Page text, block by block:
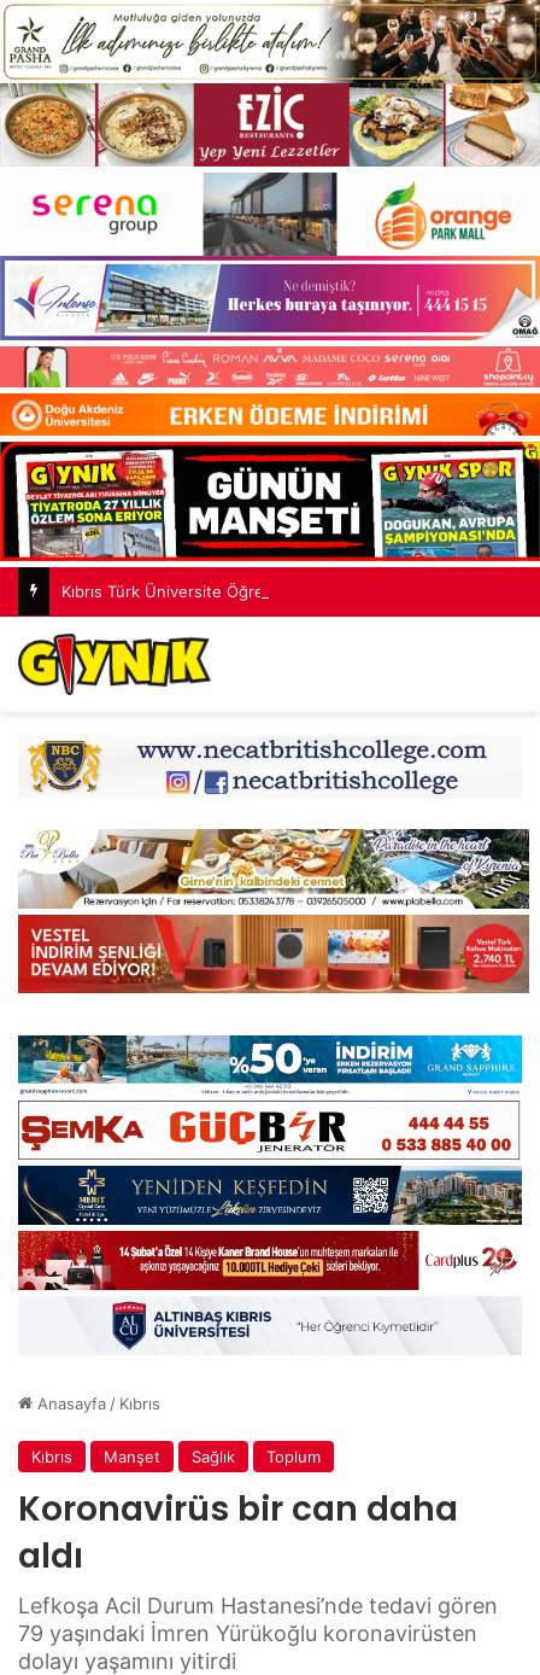
Anasayfa / Kıbrıs
Kıbrıs Manşet Sağlık Toplum
Koronavirüs bir can daha
aldı
Lefkoşa Acil Durum Hastanesi’nde tedavi gören
79 yaşındaki İmren Yürükoğlu koronavirüsten
dolayı yaşamını yitirdi